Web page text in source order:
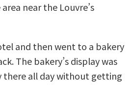
near the Louvre’s
and then went to a bakery
The bakery’s display was
there all day without getting